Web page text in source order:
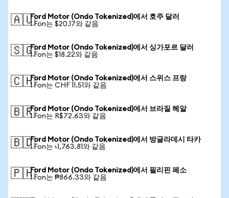
🇦🇺Ford Motor (Ondo Tokenized)에서 호주 달러
1 Fon는 $20.17와 같음
🇸🇬Ford Motor (Ondo Tokenized)에서 싱가포르 달러
1 Fon는 $18.22와 같음
🇨🇭Ford Motor (Ondo Tokenized)에서 스위스 프랑
1 Fon는 CHF 11.51와 같음
🇧🇷Ford Motor (Ondo Tokenized)에서 브라질 헤알
1 Fon는 R$72.63와 같음
🇧🇩Ford Motor (Ondo Tokenized)에서 방글라데시 타카
1 Fon는 ৳1,763.81와 같음
🇵🇭Ford Motor (Ondo Tokenized)에서 필리핀 페소
1 Fon는 ₱866.33와 같음